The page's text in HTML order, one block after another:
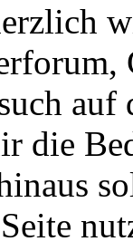
die